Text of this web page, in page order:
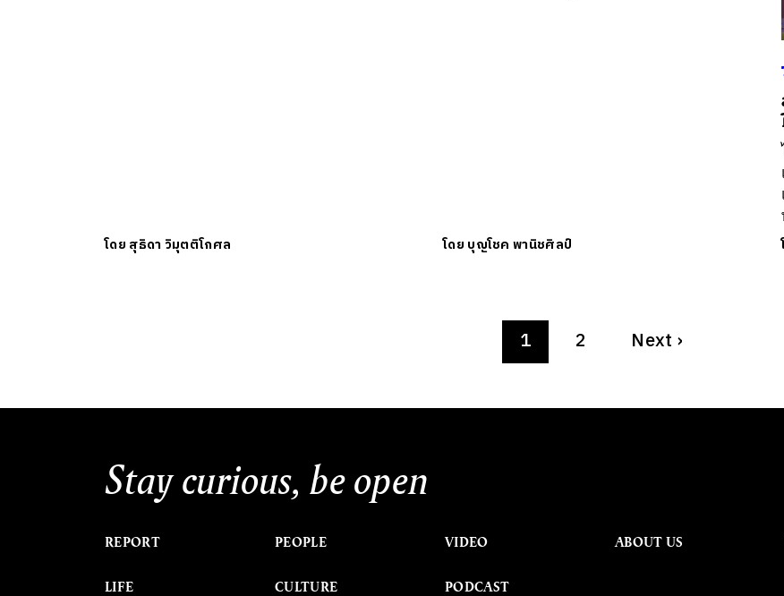
โดย สุธิดา วิมุตติโกศล โดย บุญโชค พานิชศิลป์
1 2 Next ›
Stay curious, be open
REPORT
LIFE
PEOPLE
CULTURE
VIDEO
PODCAST
ABOUT US